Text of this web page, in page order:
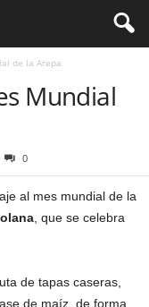
de la Arepa
Mundial
0
al mes mundial de la
, que se celebra
de tapas caseras,
de maíz, de forma